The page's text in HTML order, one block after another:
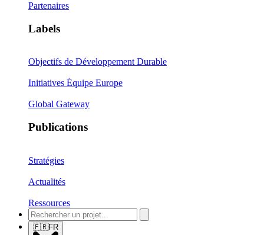
Partenaires
Labels
Objectifs de Développement Durable
Initiatives Équipe Europe
Global Gateway
Publications
Stratégies
Actualités
Ressources
🇫🇷FR